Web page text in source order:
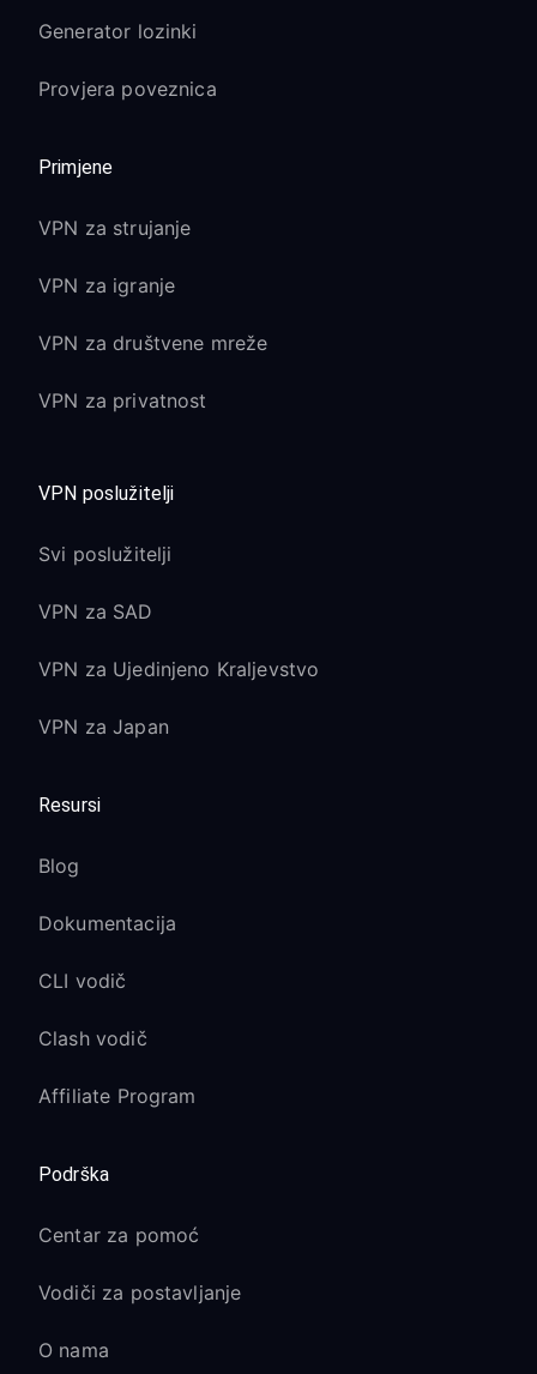
Generator lozinki
Provjera poveznica
Primjene
VPN za strujanje
VPN za igranje
VPN za društvene mreže
VPN za privatnost
VPN poslužitelji
Svi poslužitelji
VPN za SAD
VPN za Ujedinjeno Kraljevstvo
VPN za Japan
Resursi
Blog
Dokumentacija
CLI vodič
Clash vodič
Affiliate Program
Podrška
Centar za pomoć
Vodiči za postavljanje
O nama